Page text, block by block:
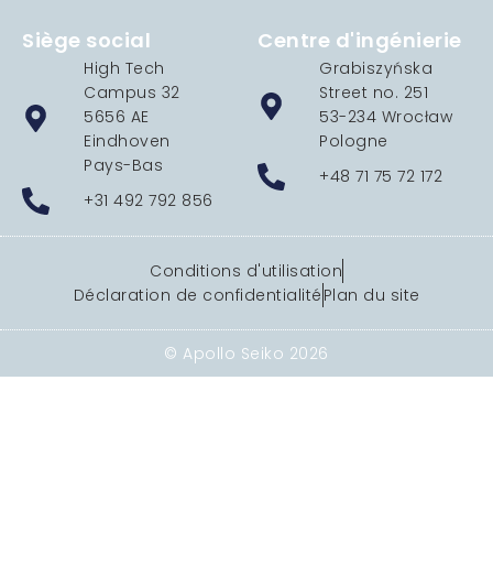
Siège social
High Tech
Campus 32
5656 AE
Eindhoven
Pays-Bas
+31 492 792 856
Centre d'ingénierie
Grabiszyńska
Street no. 251
53-234 Wrocław
Pologne
+48 71 75 72 172
Conditions d'utilisation
Déclaration de confidentialité Plan du site
© Apollo Seiko 2026